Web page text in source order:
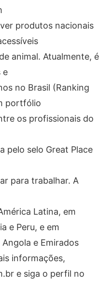
produtos nacionais
animal. Atualmente, é
e
no Brasil (Ranking
portfólio
os profissionais do
pelo selo Great Place
para trabalhar. A
Latina, em
e Peru, e em
e Emirados
informações,
e siga o perfil no